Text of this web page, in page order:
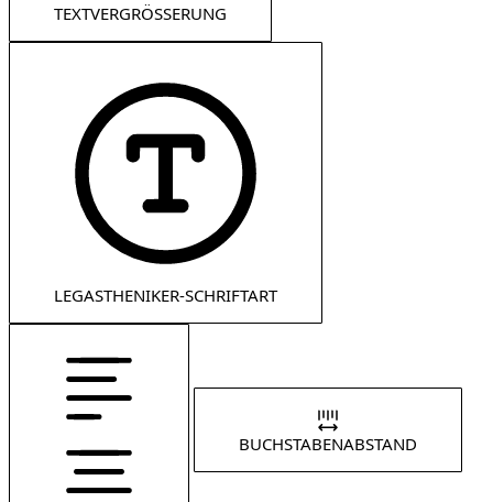
TEXTVERGRÖSSERUNG
LEGASTHENIKER-SCHRIFTART
BUCHSTABENABSTAND